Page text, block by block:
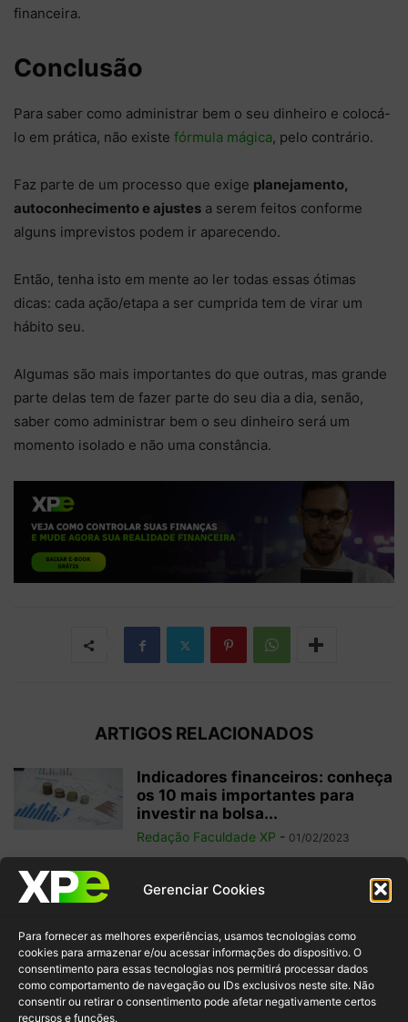
Gerenciar Cookies
Para fornecer as melhores experiências, usamos tecnologias como
cookies para armazenar e/ou acessar informações do dispositivo. O
consentimento para essas tecnologias nos permitirá processar dados
como comportamento de navegação ou IDs exclusivos neste site. Não
consentir ou retirar o consentimento pode afetar negativamente certos
recursos e funções.
financeira.
Conclusão
Para saber como administrar bem o seu dinheiro e colocá-
lo em prática, não existe fórmula mágica, pelo contrário.
Faz parte de um processo que exige planejamento,
autoconhecimento e ajustes a serem feitos conforme
alguns imprevistos podem ir aparecendo.
Então, tenha isto em mente ao ler todas essas ótimas
dicas: cada ação/etapa a ser cumprida tem de virar um
hábito seu.
Algumas são mais importantes do que outras, mas grande
parte delas tem de fazer parte do seu dia a dia, senão,
saber como administrar bem o seu dinheiro será um
momento isolado e não uma constância.
ARTIGOS RELACIONADOS
Indicadores financeiros: conheça
os 10 mais importantes para
investir na bolsa...
Redação Faculdade XP - 01/02/2023
Como começar a operar em
swing trade? 5 dicas para
Redação Faculdade XP - 31/01/2023
Free float: qual a importância
desse conceito para acionistas